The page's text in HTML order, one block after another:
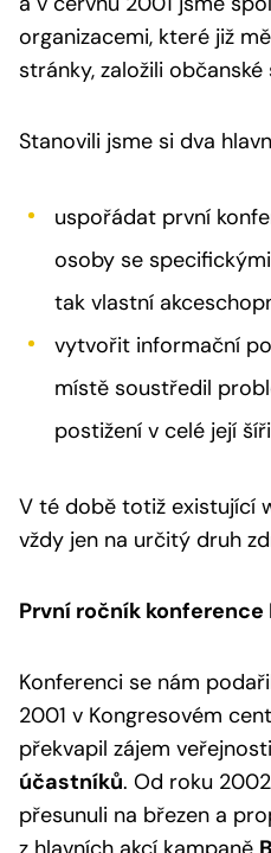
organizacemi, které již
stránky, založili občanské
Stanovili jsme si dva
uspořádat první
osoby se
tak vlastní
vytvořit informační
místě soustředil
postižení v celé její
V té době totiž existující
vždy jen na určitý druh
První ročník konference
Konferenci se nám
2001 v Kongresovém
překvapil zájem
účastníků. Od roku
přesunuli na březen a